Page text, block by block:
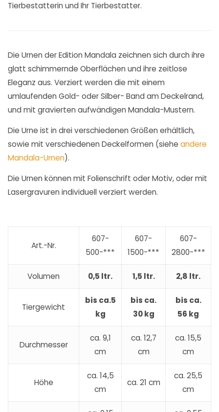
Tierbestatterin und Ihr Tierbestatter.
Die Urnen der Edition Mandala zeichnen sich durch ihre
glatt schimmernde Oberflächen und ihre zeitlose
Eleganz aus. Verziert werden die mit einem
umlaufenden Gold- oder Silber- Band am Deckelrand,
und mit gravierten aufwändigen Mandala-Mustern.
Die Urne ist in drei verschiedenen Größen erhältlich,
sowie mit verschiedenen Deckelformen (siehe andere
Mandala-Urnen).
Die Urnen können mit Folienschrift oder Motiv, oder mit
Lasergravuren individuell verziert werden.
Art.-Nr.
607-
500-***
607-
1500-***
607-
2800-***
Volumen 0,5 ltr. 1,5 ltr. 2,8 ltr.
Tiergewicht
bis ca.5
kg
bis ca.
30 kg
bis ca.
56 kg
Durchmesser
ca. 9,1
cm
ca. 12,7
cm
ca. 15,5
cm
Höhe
ca. 14,5
cm
ca. 21 cm
ca. 25,5
cm